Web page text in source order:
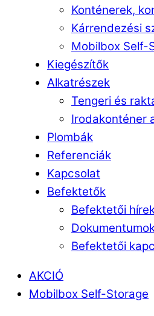
Konténerek,
Kárrendezési
Mobilbox Self-
Kiegészítők
Alkatrészek
Tengeri és
Irodakonténer
Plombák
Referenciák
Kapcsolat
Befektetők
Befektetői
Befektetői
AKCIÓ
Mobilbox Self-Storage